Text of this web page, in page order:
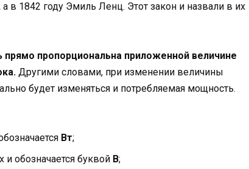
1842 году Эмиль Ленц. Этот закон и назвали в их
пропорциональна приложенной величине
Другими словами, при изменении величины
будет изменяться и потребляемая мощность.
Вт;
и обозначается буквой В;